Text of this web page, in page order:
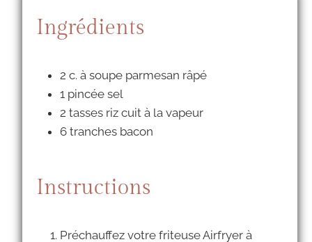
Ingrédients
2 c. à soupe parmesan râpé
1 pincée sel
2 tasses riz cuit à la vapeur
6 tranches bacon
Instructions
Préchauffez votre friteuse Airfryer à